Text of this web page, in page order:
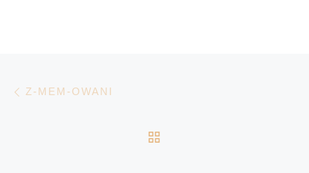
Nawigacja wpisu
Z-MEM-OWANI